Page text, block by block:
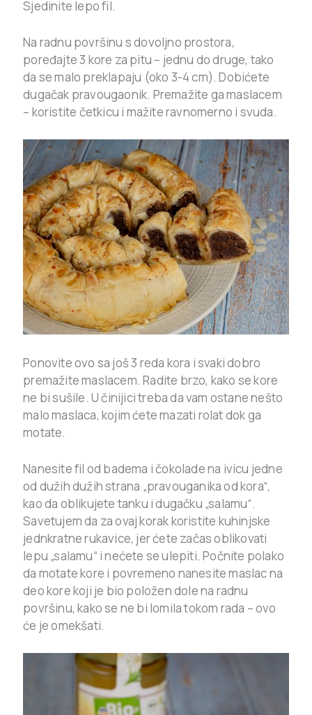
Sjedinite lepo fil.
Na radnu površinu s dovoljno prostora,
poređajte 3 kore za pitu – jednu do druge, tako
da se malo preklapaju (oko 3-4 cm). Dobićete
dugačak pravougaonik. Premažite ga maslacem
– koristite četkicu i mažite ravnomerno i svuda.
Ponovite ovo sa još 3 reda kora i svaki dobro
premažite maslacem. Radite brzo, kako se kore
ne bi sušile. U činijici treba da vam ostane nešto
malo maslaca, kojim ćete mazati rolat dok ga
motate.
Nanesite fil od badema i čokolade na ivicu jedne
od dužih dužih strana „pravouganika od kora“,
kao da oblikujete tanku i dugačku „salamu“.
Savetujem da za ovaj korak koristite kuhinjske
jednkratne rukavice, jer ćete začas oblikovati
lepu „salamu“ i nećete se ulepiti. Počnite polako
da motate kore i povremeno nanesite maslac na
deo kore koji je bio položen dole na radnu
površinu, kako se ne bi lomila tokom rada – ovo
će je omekšati.